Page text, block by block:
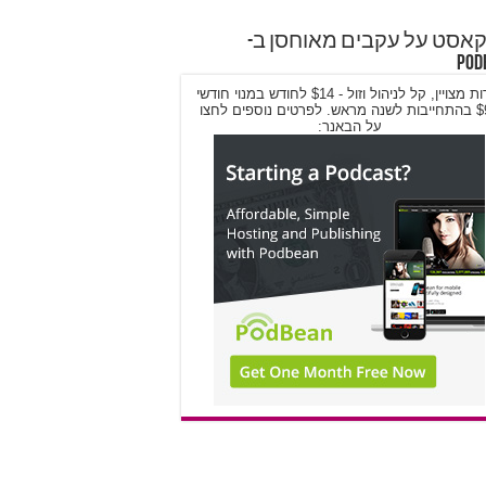
על עקבים מאוחסן ב-
שירות מצויין, קל לניהול וזול - $14 לחודש במנוי חודשי
/ $9 בהתחייבות לשנה מראש. לפרטים נוספים לחצו
על הבאנר: